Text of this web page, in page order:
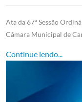
Ata da 67ª Sessão
Câmara Municipal de
Continue lendo...